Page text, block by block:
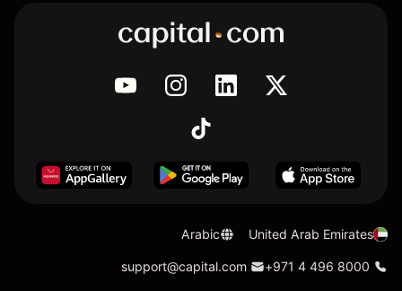
United Arab Emirates
Arabic
+971 4 496 8000
support@capital.com